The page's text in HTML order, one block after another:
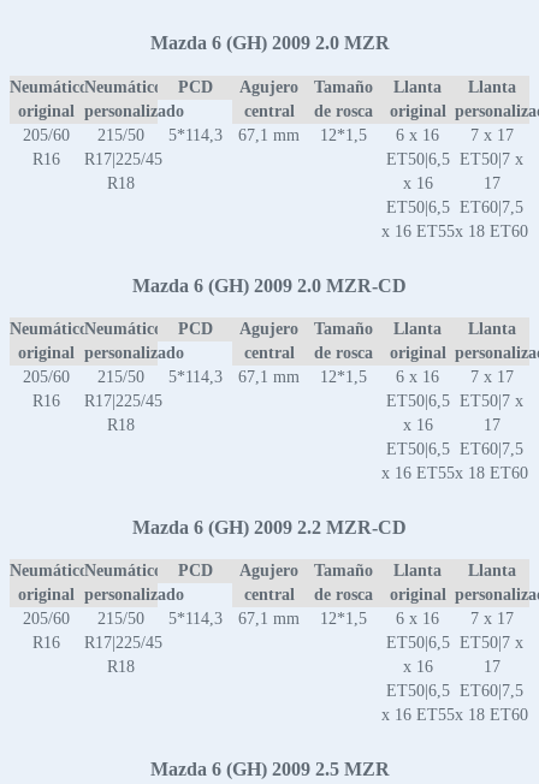
Mazda 6 (GH) 2009 2.0 MZR
Neumático
original
Neumático
personalizado
PCD
Agujero
central
Tamaño
de rosca
Llanta
original
Llanta
205/60
R16
215/50
R17|225/45
R18
5*114,3 67,1 mm 12*1,5
6 x 16
ET50|6,5
x 16
ET50|6,5
x 16 ET55
7 x 17
ET50|7 x
17
ET60|7,5
x 18 ET60
Mazda 6 (GH) 2009 2.0 MZR-CD
Neumático
original
Neumático
personalizado
PCD
Agujero
central
Tamaño
de rosca
Llanta
original
Llanta
205/60
R16
215/50
R17|225/45
R18
5*114,3 67,1 mm 12*1,5
6 x 16
ET50|6,5
x 16
ET50|6,5
x 16 ET55
7 x 17
ET50|7 x
17
ET60|7,5
x 18 ET60
Mazda 6 (GH) 2009 2.2 MZR-CD
Neumático
original
Neumático
personalizado
PCD
Agujero
central
Tamaño
de rosca
Llanta
original
Llanta
205/60
R16
215/50
R17|225/45
R18
5*114,3 67,1 mm 12*1,5
6 x 16
ET50|6,5
x 16
ET50|6,5
x 16 ET55
7 x 17
ET50|7 x
17
ET60|7,5
x 18 ET60
Mazda 6 (GH) 2009 2.5 MZR